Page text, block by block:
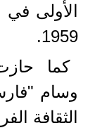
الأولى في
1959.
كما
وسام
الثقافة